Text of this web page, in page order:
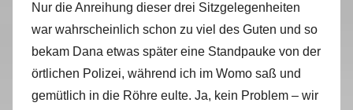
Nur die Anreihung dieser drei Sitzgelegenheiten
war wahrscheinlich schon zu viel des Guten und so
bekam Dana etwas später eine Standpauke von der
örtlichen Polizei, während ich im Womo saß und
gemütlich in die Röhre eulte. Ja, kein Problem – wir